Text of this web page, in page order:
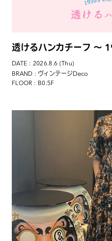
透けるハンカチーフ 〜
DATE : 2026.8.6 (Thu)
BRAND : ヴィンテージDeco
FLOOR : B0.5F